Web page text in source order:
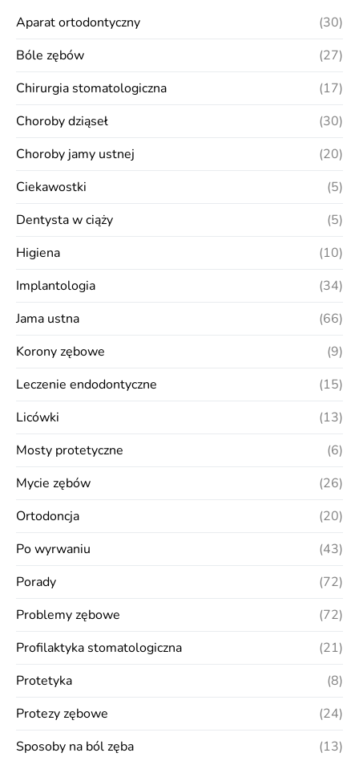
Aparat ortodontyczny
(30)
Bóle zębów
(27)
Chirurgia stomatologiczna
(17)
Choroby dziąseł
(30)
Choroby jamy ustnej
(20)
Ciekawostki
(5)
Dentysta w ciąży
(5)
Higiena
(10)
Implantologia
(34)
Jama ustna
(66)
Korony zębowe
(9)
Leczenie endodontyczne
(15)
Licówki
(13)
Mosty protetyczne
(6)
Mycie zębów
(26)
Ortodoncja
(20)
Po wyrwaniu
(43)
Porady
(72)
Problemy zębowe
(72)
Profilaktyka stomatologiczna
(21)
Protetyka
(8)
Protezy zębowe
(24)
Sposoby na ból zęba
(13)